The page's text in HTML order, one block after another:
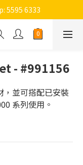
5595 6333
- #991156
，並可搭配已安裝
系列使用。